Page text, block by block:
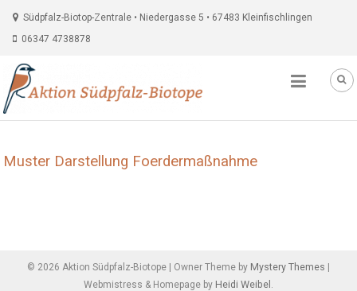
Südpfalz-Biotop-Zentrale • Niedergasse 5 • 67483 Kleinfischlingen
06347 4738878
Muster Darstellung Foerdermaßnahme
© 2026 Aktion Südpfalz-Biotope Owner Theme by Mystery Themes
Webmistress & Homepage by Heidi Weibel .